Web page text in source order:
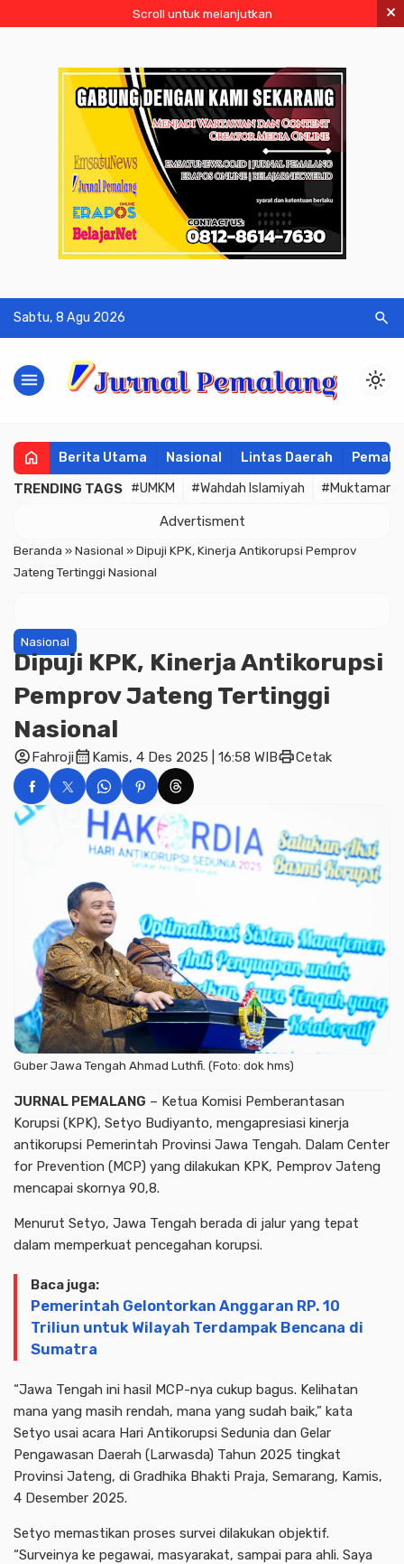
Scroll untuk melanjutkan ×
Sabtu, 8 Agu 2026 search
menu light_mode
home Berita Utama Nasional Lintas Daerah
TRENDING TAGS #UMKM #Wahdah Islamiyah #Muktamar
Advertisment
Beranda »Nasional »Dipuji KPK, Kinerja Antikorupsi Pemprov
Jateng Tertinggi Nasional
Nasional
Dipuji KPK, Kinerja Antikorupsi
Pemprov Jateng Tertinggi
Nasional
account_circleFahrojicalendar_month Kamis, 4 Des 2025 | 16:58 WIBprintCetak
Guber Jawa Tengah Ahmad Luthfi. (Foto: dok hms)
JURNAL PEMALANG – Ketua Komisi Pemberantasan
Korupsi (KPK), Setyo Budiyanto, mengapresiasi kinerja
antikorupsi Pemerintah Provinsi Jawa Tengah. Dalam Center
for Prevention (MCP) yang dilakukan KPK, Pemprov Jateng
mencapai skornya 90,8.
Menurut Setyo, Jawa Tengah berada di jalur yang tepat
dalam memperkuat pencegahan korupsi.
Baca juga:
Pemerintah Gelontorkan Anggaran RP. 10
Triliun untuk Wilayah Terdampak Bencana di
Sumatra
“Jawa Tengah ini hasil MCP-nya cukup bagus. Kelihatan
mana yang masih rendah, mana yang sudah baik,” kata
Setyo usai acara Hari Antikorupsi Sedunia dan Gelar
Pengawasan Daerah (Larwasda) Tahun 2025 tingkat
Provinsi Jateng, di Gradhika Bhakti Praja, Semarang, Kamis,
4 Desember 2025.
Setyo memastikan proses survei dilakukan objektif.
“Surveinya ke pegawai, masyarakat, sampai para ahli. Saya